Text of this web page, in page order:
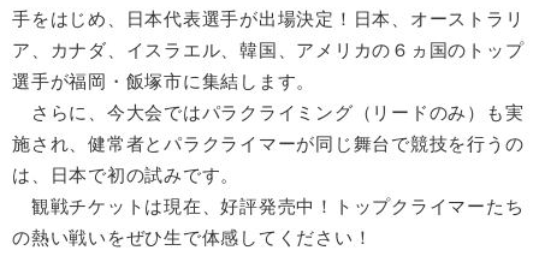
手をはじめ、日本代表選手が出場決定！日本、オーストラリ
ア、カナダ、イスラエル、韓国、アメリカの６ヵ国のトップ
選手が福岡・飯塚市に集結します。
さらに、今大会ではパラクライミング（リードのみ）も実
施され、健常者とパラクライマーが同じ舞台で競技を行うの
は、日本で初の試みです。
観戦チケットは現在、好評発売中！トップクライマーたち
の熱い戦いをぜひ生で体感してください！